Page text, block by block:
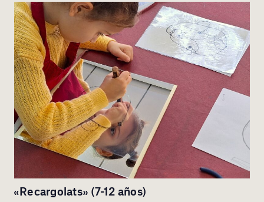
«Recargolats» (7-12 años)